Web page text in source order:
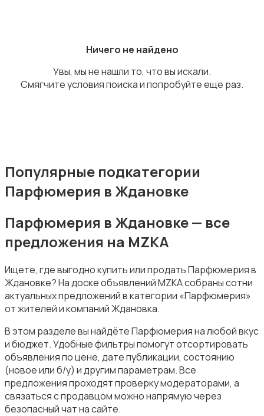
Фены и укладка
Тату и татуаж
Солярии и загар
Ничего не найдено
Увы, мы не нашли то, что вы искали.
Смягчите условия поиска и попробуйте еще раз.
Популярные подкатегории
Парфюмерия в Ждановке
Парфюмерия в Ждановке — все
предложения на MZKA
Ищете, где выгодно купить или продать Парфюмерия в
Ждановке? На доске объявлений MZKA собраны сотни
актуальных предложений в категории «Парфюмерия»
от жителей и компаний Ждановка.
В этом разделе вы найдёте Парфюмерия на любой вкус
и бюджет. Удобные фильтры помогут отсортировать
объявления по цене, дате публикации, состоянию
(новое или б/у) и другим параметрам. Все
предложения проходят проверку модераторами, а
связаться с продавцом можно напрямую через
безопасный чат на сайте.